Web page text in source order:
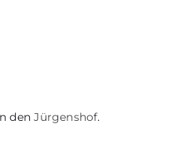
denJürgenshof.